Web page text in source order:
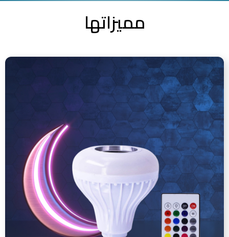
مميزاتها